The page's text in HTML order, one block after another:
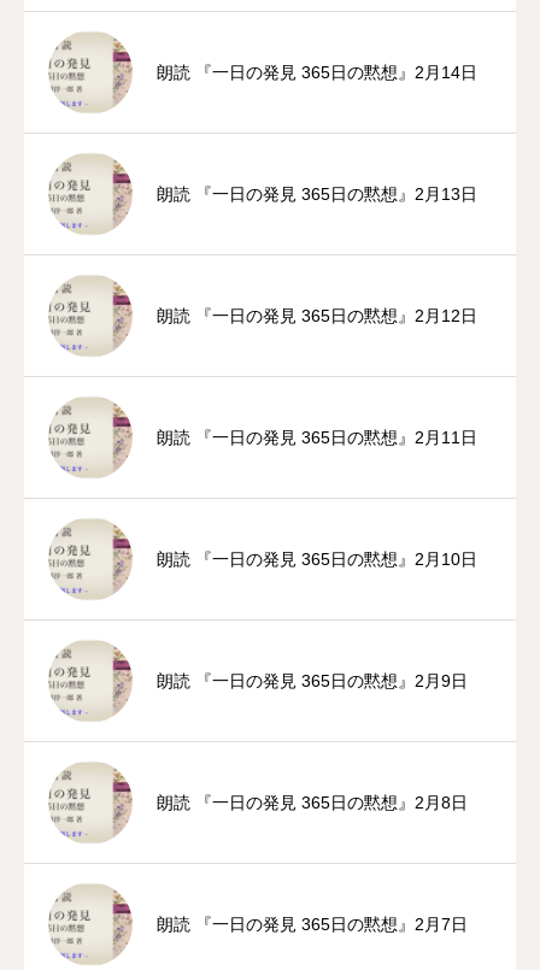
朗読 『一日の発見 365日の黙想』2月14日
朗読 『一日の発見 365日の黙想』2月13日
朗読 『一日の発見 365日の黙想』2月12日
朗読 『一日の発見 365日の黙想』2月11日
朗読 『一日の発見 365日の黙想』2月10日
朗読 『一日の発見 365日の黙想』2月9日
朗読 『一日の発見 365日の黙想』2月8日
朗読 『一日の発見 365日の黙想』2月7日